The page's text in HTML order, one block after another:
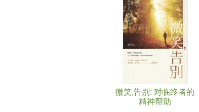
微笑,告别: 对临终者的
精神帮助